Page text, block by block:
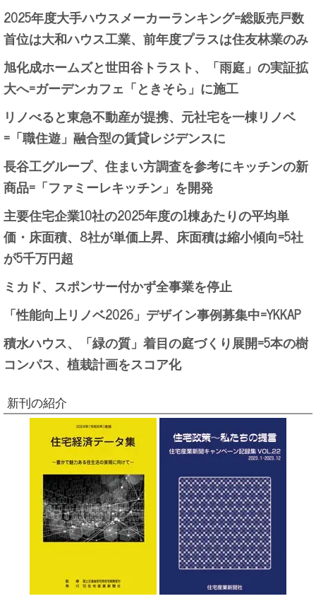
2025年度大手ハウスメーカーランキング=総販売戸数
首位は大和ハウス工業、前年度プラスは住友林業のみ
旭化成ホームズと世田谷トラスト、「雨庭」の実証拡
大へ=ガーデンカフェ「ときそら」に施工
リノべると東急不動産が提携、元社宅を一棟リノベ
=「職住遊」融合型の賃貸レジデンスに
長谷工グループ、住まい方調査を参考にキッチンの新
商品=「ファミーレキッチン」を開発
主要住宅企業10社の2025年度の1棟あたりの平均単
価・床面積、8社が単価上昇、床面積は縮小傾向=5社
が5千万円超
ミカド、スポンサー付かず全事業を停止
「性能向上リノベ2026」デザイン事例募集中=YKKAP
積水ハウス、「緑の質」着目の庭づくり展開=5本の樹
コンパス、植栽計画をスコア化
新刊の紹介